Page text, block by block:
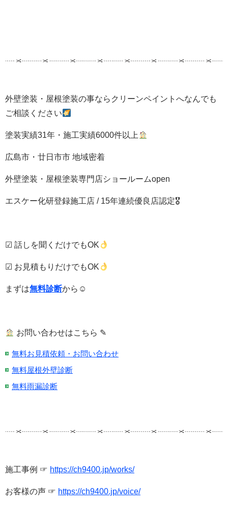
外壁塗装・屋根塗装の事ならクリーンペイントへなんでも
ご相談ください
塗装実績31年・施工実績6000件以上
広島市・廿日市市 地域密着
外壁塗装・屋根塗装専門店ショールームopen
エスケー化研登録施工店 / 15年連続優良店認定🎖
☑ 話しを聞くだけでもOK
☑ お見積もりだけでもOK
まずは無料診断から☺
お問い合わせはこちら ✎
無料お見積依頼・お問い合わせ
無料屋根外壁診断
無料雨漏診断
施工事例 ☞ https://ch9400.jp/works/
お客様の声 ☞ https://ch9400.jp/voice/